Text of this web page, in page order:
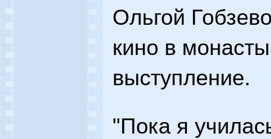
Ольгой
кино в
выступление.
"Пока я